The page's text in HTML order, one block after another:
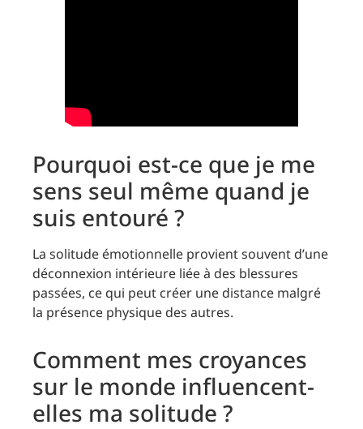
Pourquoi est-ce que je me
sens seul même quand je
suis entouré ?
La solitude émotionnelle provient souvent d’une
déconnexion intérieure liée à des blessures
passées, ce qui peut créer une distance malgré
la présence physique des autres.
Comment mes croyances
sur le monde influencent-
elles ma solitude ?